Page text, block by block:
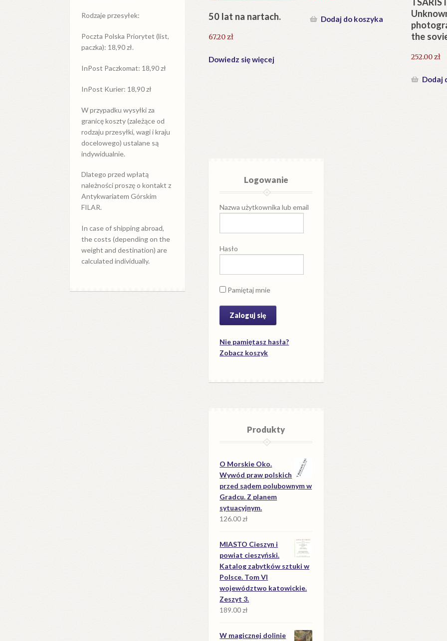
50 lat na nartach.
67.20zł
Dowiedz się więcej
Dodaj do koszyka
the
252.00zł
Dodaj
Rodzaje przesyłek:
Poczta Polska Priorytet (list,
paczka): 18,90 zł.
InPost Paczkomat: 18,90 zł
InPost Kurier: 18,90 zł
W przypadku wysyłkiza
granicękoszty (zależące od
rodzaju przesyłki, wagi i kraju
docelowego) ustalane są
indywidualnie.
Dlatego przed wpłatą
należności proszę o kontakt z
Antykwariatem Górskim
FILAR.
In case of shipping abroad,
the costs (depending on the
weight and destination) are
calculated individually.
Logowanie
Nazwa użytkownika lub email
Hasło
Pamiętaj mnie
Nie pamiętasz hasła?
Zobacz koszyk
Produkty
O Morskie Oko.
Wywód praw polskich
przed sądem polubownym w
Gradcu. Z planem
sytuacyjnym.
126.00zł
MIASTO Cieszyn i
powiat cieszyński.
Katalog zabytków sztuki w
Polsce. Tom VI
województwo katowickie.
Zeszyt 3.
189.00zł
W magicznej dolinie